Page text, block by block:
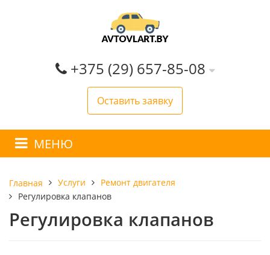
+375 (29) 657-85-08
Оставить заявку
МЕНЮ
Главная Услуги
Ремонт двигателя
Регулировка клапанов
Регулировка клапанов